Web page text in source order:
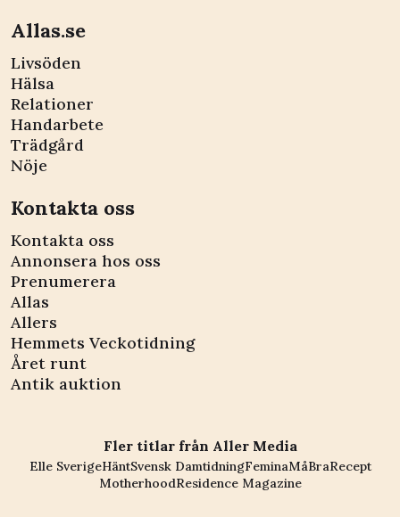
Allas.se
Livsöden
Hälsa
Relationer
Handarbete
Trädgård
Nöje
Kontakta oss
Kontakta oss
Annonsera hos oss
Prenumerera
Allas
Allers
Hemmets Veckotidning
Året runt
Antik auktion
Fler titlar från Aller Media
Elle SverigeHäntSvensk DamtidningFeminaMåBraRecept
MotherhoodResidence Magazine